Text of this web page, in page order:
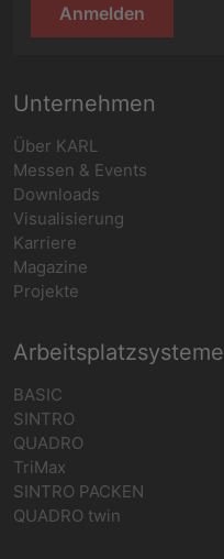
Anmelden
Unternehmen
Über KARL
Messen & Events
Downloads
Visualisierung
Karriere
Magazine
Projekte
Arbeitsplatzsysteme
BASIC
SINTRO
QUADRO
TriMax
SINTRO PACKEN
QUADRO twin